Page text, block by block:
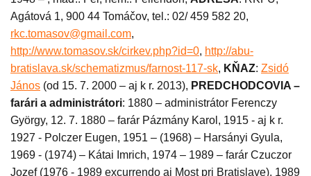
Agátová 1, 900 44 Tomáčov, tel.: 02/ 459 582 20,
rkc.tomasov@gmail.com,
http://www.tomasov.sk/cirkev.php?id=0, http://abu-
bratislava.sk/schematizmus/farnost-117-sk, KŇAZ: Zsidó
János (od 15. 7. 2000 – aj k r. 2013), PREDCHODCOVIA –
farári a administrátori: 1880 – administrátor Ferenczy
György, 12. 7. 1880 – farár Pázmány Karol, 1915 - aj k r.
1927 - Polczer Eugen, 1951 – (1968) – Harsányi Gyula,
1969 - (1974) – Kátai Imrich, 1974 – 1989 – farár Czuczor
Jozef (1976 - 1989 excurrendo aj Most pri Bratislave), 1989